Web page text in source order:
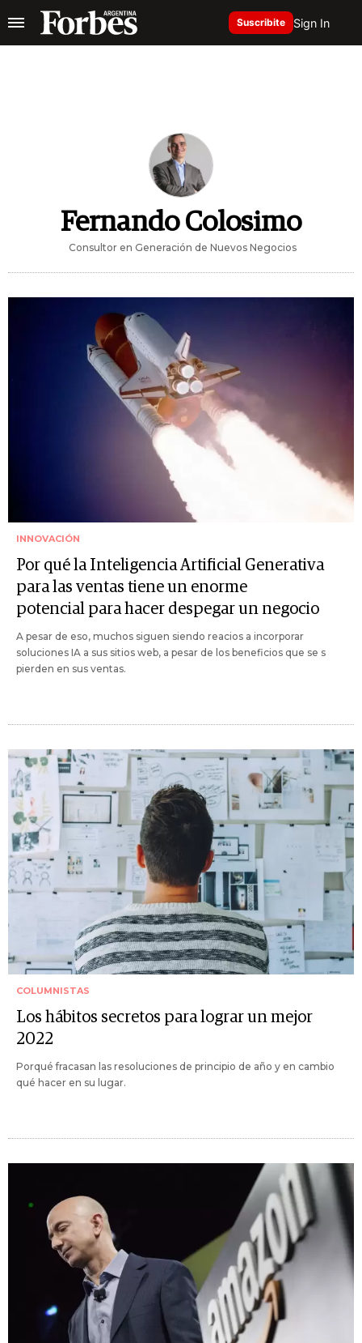
Suscribite Sign In
Fernando Colosimo
Consultor en Generación de Nuevos Negocios
INNOVACIÓN
Por qué la Inteligencia Artificial Generativa
para las ventas tiene un enorme
potencial para hacer despegar un negocio
A pesar de eso, muchos siguen siendo reacios a incorporar
soluciones IA a sus sitios web, a pesar de los beneficios que se s
pierden en sus ventas.
COLUMNISTAS
Los hábitos secretos para lograr un mejor
2022
Porqué fracasan las resoluciones de principio de año y en cambio
qué hacer en su lugar.